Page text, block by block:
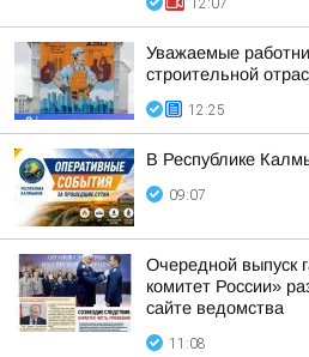
12:07
Уважаемые
строительной
12:25
В Республике
09:07
Очередной выпуск
комитет России»
сайте ведомства
11:08